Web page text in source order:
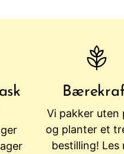
Vi pakker uten
og planter et
bestilling! Les